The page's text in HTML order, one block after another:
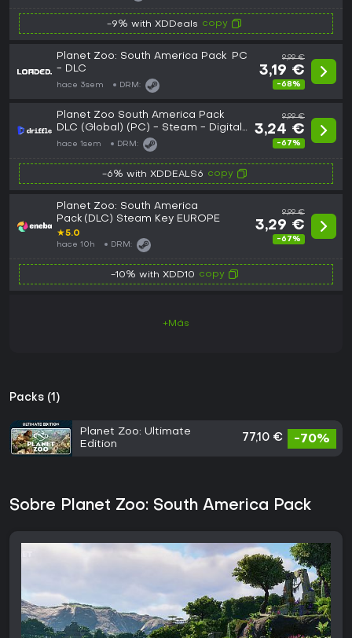
-9% with XDDeals copy
Planet Zoo: South America Pack PC
- DLC
hace 3sem DRM:
9,99 €
3,19 €
-68%
Planet Zoo South America Pack
DLC (Global) (PC) - Steam - Digital
Key
hace 1sem DRM:
9,99 €
3,24 €
-67%
-6% with XDDEALS6 copy
Planet Zoo: South America
Pack (DLC) Steam Key EUROPE
★5.0
hace 10h DRM:
9,99 €
3,29 €
-67%
-10% with XDD10 copy
+Más
Packs (1)
Planet Zoo: Ultimate
Edition
77,10 € -70%
Sobre Planet Zoo: South America Pack